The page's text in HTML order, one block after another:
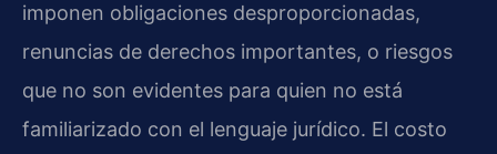
imponen obligaciones desproporcionadas,
renuncias de derechos importantes, o riesgos
que no son evidentes para quien no está
familiarizado con el lenguaje jurídico. El costo